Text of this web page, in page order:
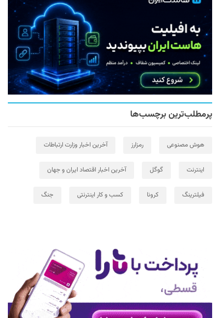
پرمطلب‌ترین برچسب‌ها
هوش مصنوعی رمزارز آخرین اخبار وزارت ارتباطات
اینترنت گوگل آخرین اخبار اقتصاد ایران و جهان
فیلترینگ کرونا کسب و کار اینترنتی جنگ